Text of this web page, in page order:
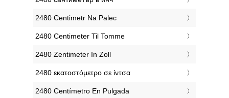
‎2480 Centimetr Na Palec
‎2480 Centimeter Til Tomme
‎2480 Zentimeter In Zoll
‎2480 εκατοστόμετρο σε ίντσα
‎2480 Centímetro En Pulgada